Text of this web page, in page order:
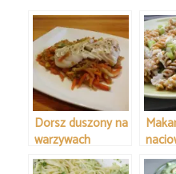
Dorsz duszony na
warzywach